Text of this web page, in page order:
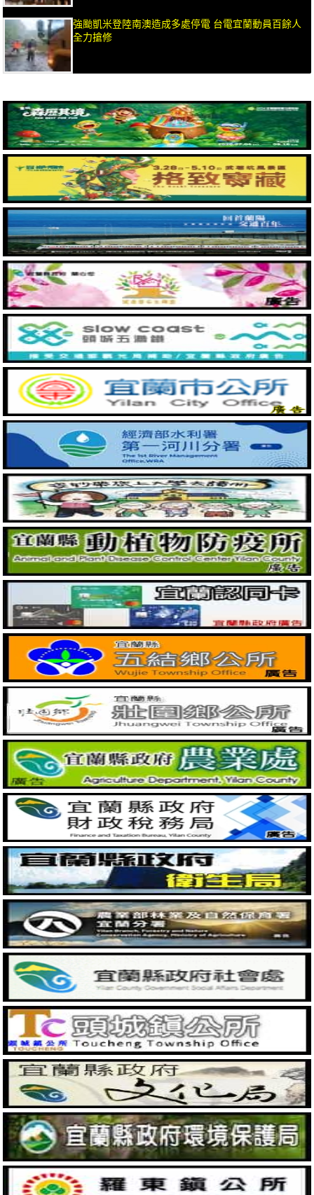
強颱凱米登陸南澳造成多處停電 台電宜蘭動員百餘人
全力搶修